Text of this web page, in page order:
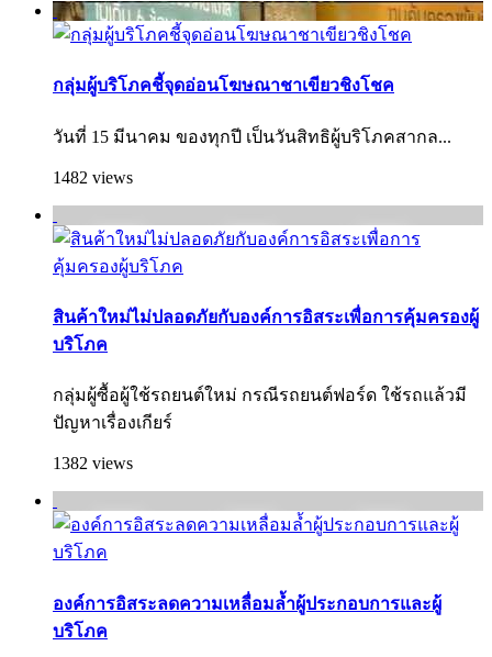
กลุ่มผู้บริโภคชี้จุดอ่อนโฆษณาชาเขียวชิงโชค
วันที่ 15 มีนาคม ของทุกปี เป็นวันสิทธิผู้บริโภคสากล...
1482 views
สินค้าใหม่ไม่ปลอดภัยกับองค์การอิสระเพื่อการคุ้มครองผู้
บริโภค
กลุ่มผู้ซื้อผู้ใช้รถยนต์ใหม่ กรณีรถยนต์ฟอร์ด ใช้รถแล้วมี
ปัญหาเรื่องเกียร์
1382 views
องค์การอิสระลดความเหลื่อมล้ำผู้ประกอบการและผู้
บริโภค